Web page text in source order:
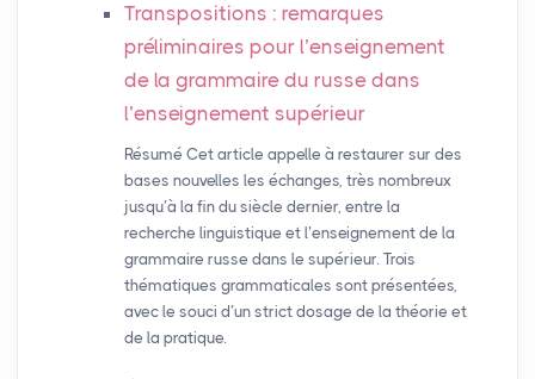
Transpositions : remarques
préliminaires pour l’enseignement
de la grammaire du russe dans
l’enseignement supérieur
Résumé Cet article appelle à restaurer sur des
bases nouvelles les échanges, très nombreux
jusqu’à la fin du siècle dernier, entre la
recherche linguistique et l’enseignement de la
grammaire russe dans le supérieur. Trois
thématiques grammaticales sont présentées,
avec le souci d’un strict dosage de la théorie et
de la pratique.